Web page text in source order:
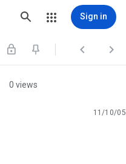
Sign in
  
0 views
11/10/05